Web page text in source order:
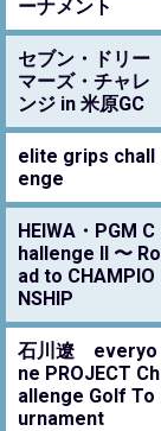
ーナメント
セブン・ドリー
マーズ・チャレ
ンジ in 米原GC
elite grips chall
enge
HEIWA・PGM C
hallenge II 〜 Ro
ad to CHAMPIO
NSHIP
石川遼 everyo
ne PROJECT Ch
allenge Golf To
urnament